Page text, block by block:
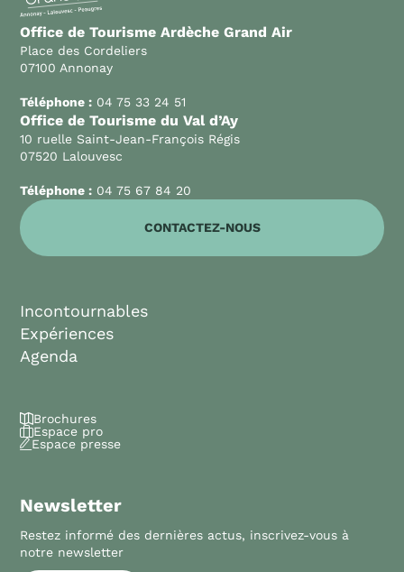
Office de Tourisme Ardèche Grand Air
Place des Cordeliers
07100 Annonay
Téléphone : 04 75 33 24 51
Office de Tourisme du Val d’Ay
10 ruelle Saint-Jean-François Régis
07520 Lalouvesc
Téléphone : 04 75 67 84 20
CONTACTEZ-NOUS
Incontournables
Expériences
Agenda
Brochures
Espace pro
Espace presse
Newsletter
Restez informé des dernières actus, inscrivez-vous à
notre newsletter